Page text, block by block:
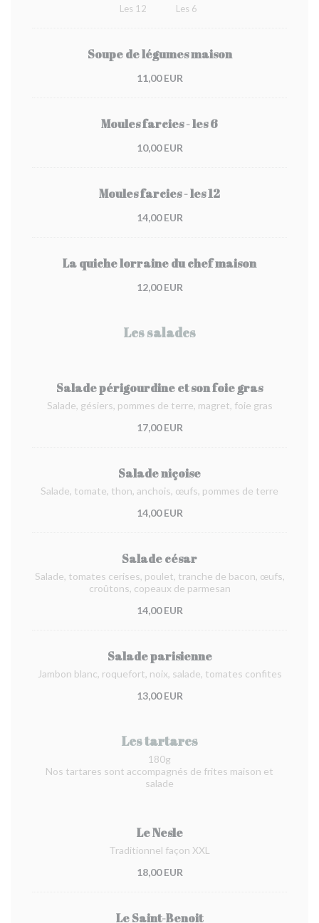
Les 12 Les 6
Soupe de légumes maison
11,00 EUR
Moules farcies - les 6
10,00 EUR
Moules farcies - les 12
14,00 EUR
La quiche lorraine du chef maison
12,00 EUR
Les salades
Salade périgourdine et son foie gras
Salade, gésiers, pommes de terre, magret, foie gras
17,00 EUR
Salade niçoise
Salade, tomate, thon, anchois, œufs, pommes de terre
14,00 EUR
Salade césar
Salade, tomates cerises, poulet, tranche de bacon, œufs,
croûtons, copeaux de parmesan
14,00 EUR
Salade parisienne
Jambon blanc, roquefort, noix, salade, tomates confites
13,00 EUR
Les tartares
180g
Nos tartares sont accompagnés de frites maison et
salade
Le Nesle
Traditionnel façon XXL
18,00 EUR
Le Saint-Benoit